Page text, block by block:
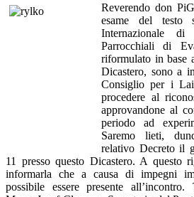
Reverendo don
esame del testo
Internazionale
Parrocchiali di
riformulato in base
Dicastero, sono a
Consiglio per i
procedere al
approvandone al
periodo ad
Saremo lieti,
relativo Decreto il
11 presso questo Dicastero. A questo
informarla che a causa di impegni
possibile essere presente all’incontro.